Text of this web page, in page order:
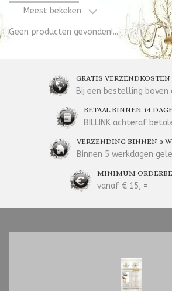
Meest bekeken
Geen producten gevonden!...
GRATIS
Bij een bestelling boven
BETAAL BINNEN 14
BILLINK achteraf
VERZENDING BINNEN 3
Binnen 5 werkdagen
MINIMUM
vanaf € 15, =